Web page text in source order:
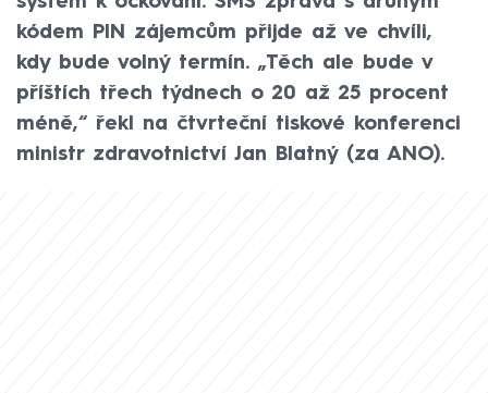
kódem PIN zájemcům přijde až ve chvíli,
kdy bude volný termín. „Těch ale bude v
příštích třech týdnech o 20 až 25 procent
méně,“ řekl na čtvrteční tiskové konferenci
ministr zdravotnictví Jan Blatný (za ANO).